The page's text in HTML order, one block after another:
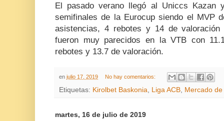
El pasado verano llegó al Uniccs
semifinales de la Eurocup siendo el MVP
asistencias, 4 rebotes y 14 de
fueron muy parecidos en la VTB con
rebotes y 13.7 de valoración.
en julio 17, 2019 No hay comentarios:
Etiquetas: Kirolbet Baskonia Liga ACB Mercado
martes, 16 de julio de 2019